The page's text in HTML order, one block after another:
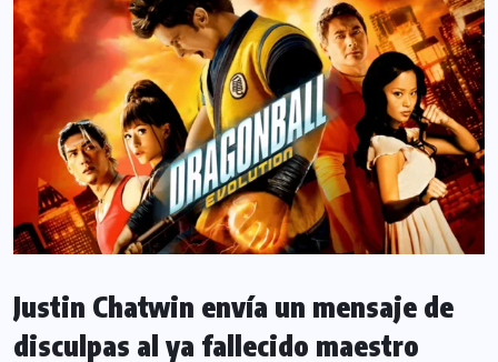
Justin Chatwin envía un mensaje de
disculpas al ya fallecido maestro